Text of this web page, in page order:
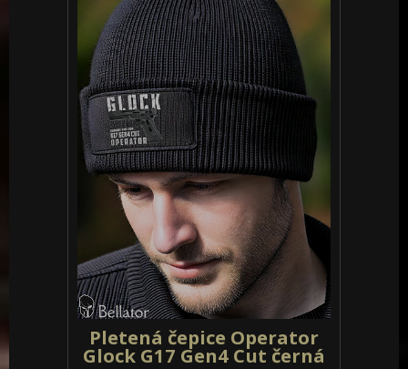
Pletená čepice Operator
Glock G17 Gen4 Cut černá